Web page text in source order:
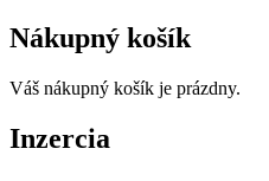
Nákupný košík
Váš nákupný košík je prázdny.
Inzercia